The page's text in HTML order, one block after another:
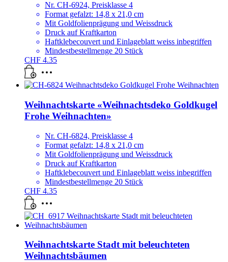
Nr. CH-6924, Preisklasse 4
Format gefalzt: 14,8 x 21,0 cm
Mit Goldfolienprägung und Weissdruck
Druck auf Kraftkarton
Haftklebecouvert und Einlageblatt weiss inbegriffen
Mindestbestellmenge 20 Stück
CHF 4.35
Weihnachtskarte «Weihnachtsdeko Goldkugel
Frohe Weihnachten»
Nr. CH-6824, Preisklasse 4
Format gefalzt: 14,8 x 21,0 cm
Mit Goldfolienprägung und Weissdruck
Druck auf Kraftkarton
Haftklebecouvert und Einlageblatt weiss inbegriffen
Mindestbestellmenge 20 Stück
CHF 4.35
Weihnachtskarte Stadt mit beleuchteten
Weihnachtsbäumen